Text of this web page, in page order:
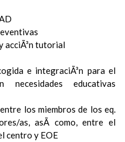
acciÃ³n tutorial
e integraciÃ³n para el
necesidades educativas
los miembros de los eq.
as, asÃ­ como, entre el
centro y EOE